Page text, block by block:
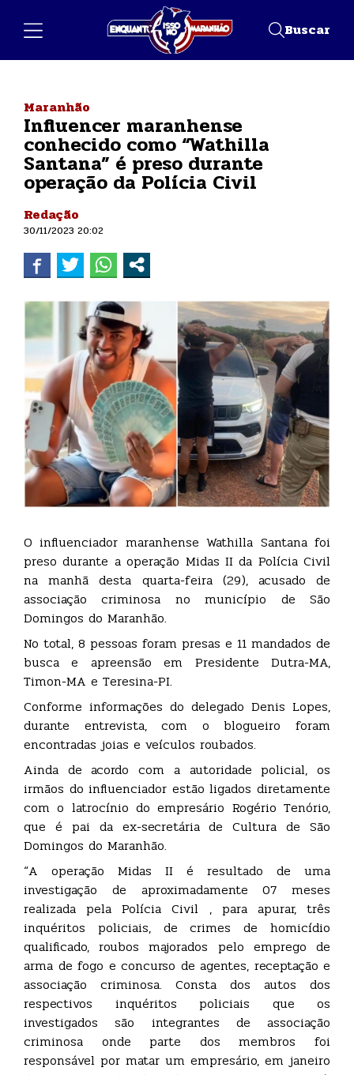
Buscar
Maranhão
Influencer maranhense
conhecido como “Wathilla
Santana” é preso durante
operação da Polícia Civil
Redação
30/11/2023 20:02
O influenciador maranhense Wathilla Santana foi
preso durante a operação Midas II da Polícia Civil
na manhã desta quarta-feira (29), acusado de
associação criminosa no município de São
Domingos do Maranhão.
No total, 8 pessoas foram presas e 11 mandados de
busca e apreensão em Presidente Dutra-MA,
Timon-MA e Teresina-PI.
Conforme informações do delegado Denis Lopes,
durante entrevista, com o blogueiro foram
encontradas joias e veículos roubados.
Ainda de acordo com a autoridade policial, os
irmãos do influenciador estão ligados diretamente
com o latrocínio do empresário Rogério Tenório,
que é pai da ex-secretária de Cultura de São
Domingos do Maranhão.
“A operação Midas II é resultado de uma
investigação de aproximadamente 07 meses
realizada pela Polícia Civil , para apurar, três
inquéritos policiais, de crimes de homicídio
qualificado, roubos majorados pelo emprego de
arma de fogo e concurso de agentes, receptação e
associação criminosa. Consta dos autos dos
respectivos inquéritos policiais que os
investigados são integrantes de associação
criminosa onde parte dos membros foi
responsável por matar um empresário, em janeiro